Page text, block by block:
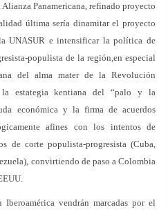
Panamericana, refinado proyecto
última sería dinamitar el proyecto
UNASUR e intensificar la política de
populista de la región,en especial
del alma mater de la Revolución
la estategia kentiana del “palo y la
económica y la firma de acuerdos
afines con los intentos de
de corte populista-progresista (Cuba,
convirtiendo de paso a Colombia
vendrán marcadas por el